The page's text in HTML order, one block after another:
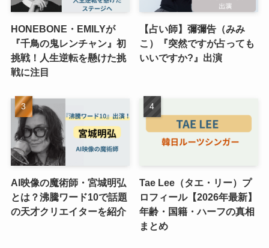
HONEBONE・EMILYが
『千鳥の鬼レンチャン』初
挑戦！人生逆転を懸けた挑
戦に注目
【占い師】彌彌告（みみ
こ）『突然ですが占っても
いいですか?』出演
AI映像の魔術師・宮城明弘
とは？沸騰ワード10で話題
の天才クリエイターを紹介
Tae Lee（タエ・リー）プ
ロフィール【2026年最新】
年齢・国籍・ハーフの真相
まとめ